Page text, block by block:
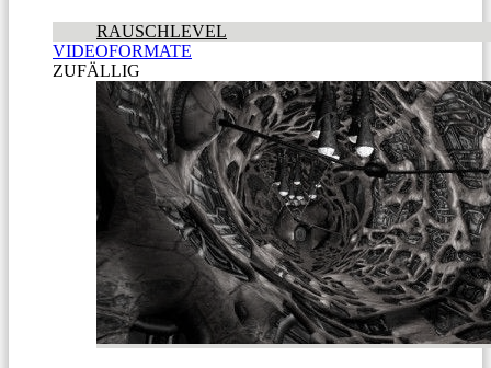
RAUSCHLEVEL
VIDEOFORMATE
ZUFÄLLIG